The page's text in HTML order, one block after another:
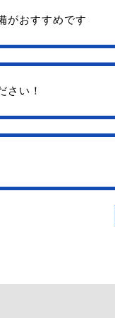
がおすすめです
さい！